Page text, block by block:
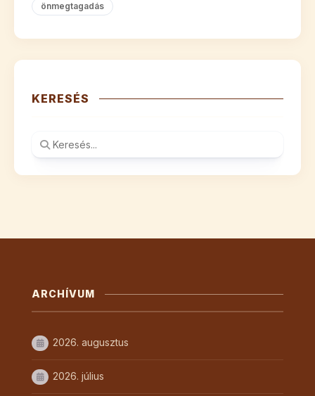
önmegtagadás
KERESÉS
ARCHÍVUM
2026. augusztus
2026. július